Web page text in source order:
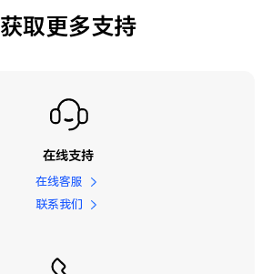
获取更多支持
在线支持
在线客服
联系我们